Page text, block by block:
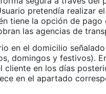
pretendía realizar
tiene la opción de
las agencias de
en el domicilio
domingos y festivos).
en los días
en el apartado